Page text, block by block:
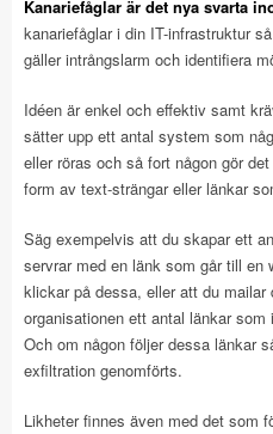
Kanariefåglar är det nya svarta
kanariefåglar i din IT-infrastruktur
gäller intrångslarm och identifiera
Idéen är enkel och effektiv samt
sätter upp ett antal system som
eller röras och så fort någon gör
form av text-strängar eller länkar
Säg exempelvis att du skapar ett
servrar med en länk som går till en
klickar på dessa, eller att du mailar
organisationen ett antal länkar
Och om någon följer dessa länkar
exfiltration genomförts.
Likheter finnes även med det som